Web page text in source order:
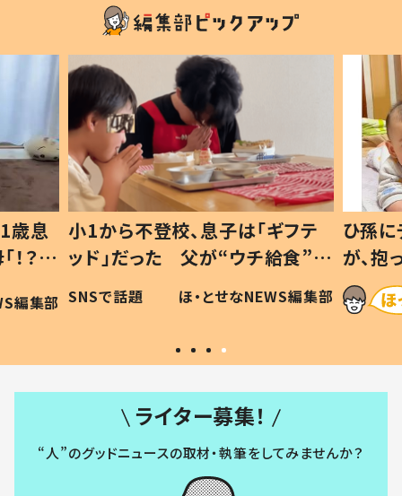
歳息
？」
編集部
小1から不登校、息子は「ギフテ
ッド」だった 父が“ウチ給食”を
作り続ける理由とは #令和の親
#令和の子
SNSで話題 ほ・とせなNEWS編集部
ひ孫
が、
「涙が
い」
ライター募集！
“人”のグッドニュースの取材・執筆をしてみませんか？